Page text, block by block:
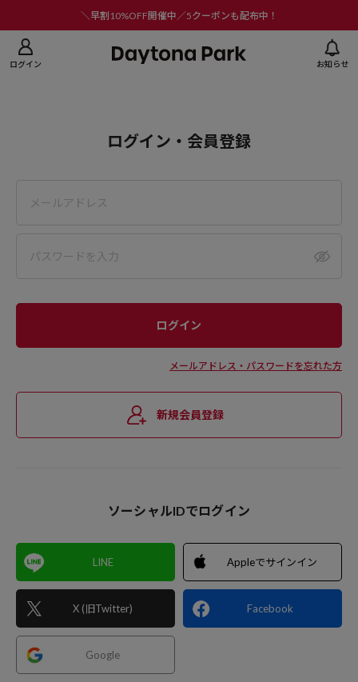
＼早割10%OFF開催中／5クーポンも配布中！
ログイン お知らせ
ログイン・会員登録
メールアドレス・パスワードを忘れた方
新規会員登録
ソーシャルIDでログイン
LINE
X (旧Twitter)
Appleでサインイン
Facebook
Google